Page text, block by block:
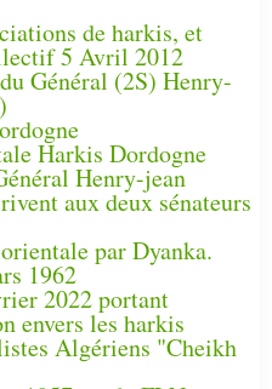
de harkis, et
5 Avril 2012
Général (2S) Henry-
Harkis Dordogne
Henry-jean
aux deux sénateurs
par Dyanka.
1962
2022 portant
envers les harkis
Algériens "Cheikh